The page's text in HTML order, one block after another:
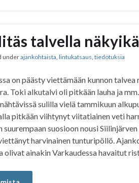
a
t
s
A
p
a
r
e
talvella
underajankohtaista lintukatsaus tiedotuksia
on päästy viettämään kunnon talvea
Toki alkutalvi oli pitkään lauha ja
sulilla vielä tammikuun
pitkään viihtynyt viitatiainen veti
suurempaan suosioon nousi
harvinainen tunturipöllö.
olivat ainakin Varkaudessa havaitut